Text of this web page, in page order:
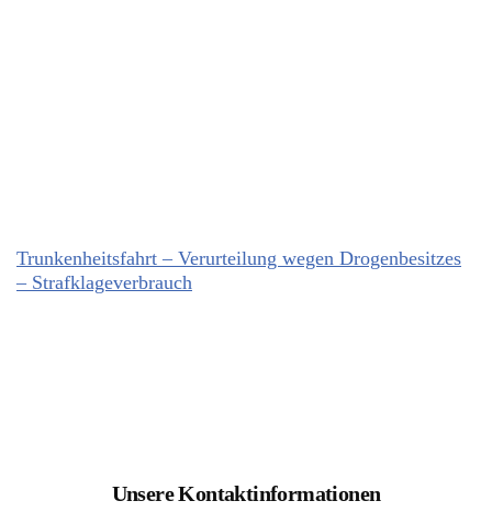
Trunkenheitsfahrt – Verurteilung wegen Drogenbesitzes
– Strafklageverbrauch
Unsere Kontaktinformationen